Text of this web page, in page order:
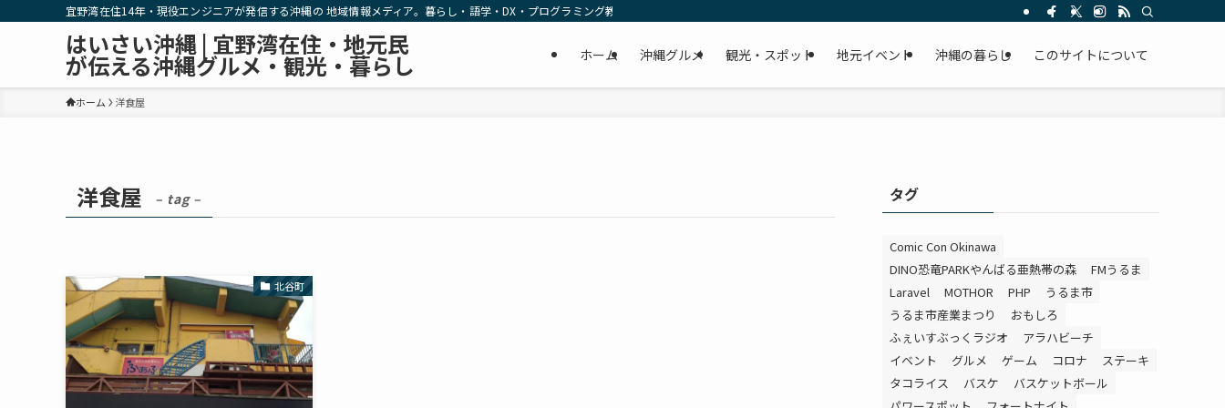
宜野湾在住14年・現役エンジニアが発信する沖縄の 地域情報メディア。暮らし・語学・DX・プログラミング教育の リアルな一次情報をお届けします。
はいさい沖縄 | 宜野湾在住・地元民
が伝える沖縄グルメ・観光・暮らし ホーム 沖縄グルメ 観光・スポット 地元イベント 沖縄の暮らし このサイトについて
ホーム 洋食屋
洋食屋 – tag –
北谷町
タグ
Comic Con Okinawa
DINO恐竜PARKやんばる亜熱帯の森
FMうるま
Laravel
MOTHOR PHP
うるま市
うるま市産業まつり
おもしろ
ふぇいすぶっくラジオ
アラハビーチ
イベント
グルメ ゲーム コロナ
ステーキ
タコライス
バスケ
バスケットボール